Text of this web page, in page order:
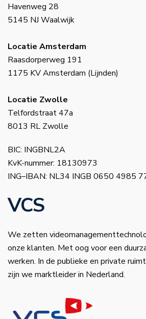
Havenweg 28
5145 NJ Waalwijk
Locatie Amsterdam
Raasdorperweg 191
1175 KV Amsterdam (Lijnden)
Locatie Zwolle
Telfordstraat 47a
8013 RL Zwolle
BIC: INGBNL2A
KvK-nummer: 18130973
ING–IBAN: NL34 INGB 0650 4985
VCS
We zetten
onze klanten. Met oog voor een
werken. In de publieke en private
zijn we marktleider in Nederland.